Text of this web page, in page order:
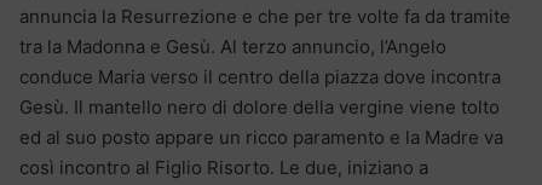
annuncia la Resurrezione e che per tre volte fa da tramite
tra la Madonna e Gesù. Al terzo annuncio, l’Angelo
conduce Maria verso il centro della piazza dove incontra
Gesù. Il mantello nero di dolore della vergine viene tolto
ed al suo posto appare un ricco paramento e la Madre va
così incontro al Figlio Risorto. Le due, iniziano a